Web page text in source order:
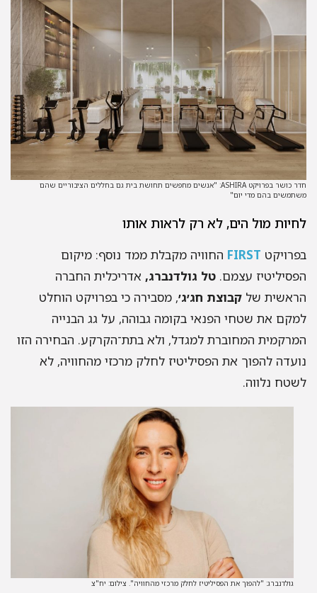
חדר כושר בפרויקט ASHIRA: "אנשים מחפשים תחושת בית גם בחללים הציבוריים שהם
בהם מדי יום"
מול הים, לא רק לראות אותו
FIRSTהחוויה מקבלת ממד נוסף: מיקום
עצמם.טל גולדנברג,אדריכלית החברה
שלקבוצת חג׳ג׳, מסבירה כי בפרויקט הוחלט
את שטחי הפנאי בקומה גבוהה, על גג הבנייה
המחוברת למגדל, ולא בתת־הקרקע. הבחירה הזו
להפוך את הפסיליטיז לחלק מרכזי מהחוויה, לא
נלווה.
גולדנברג: "להפוך את הפסיליטיז לחלק מרכזי מהחוויה". צילום: יח"צ